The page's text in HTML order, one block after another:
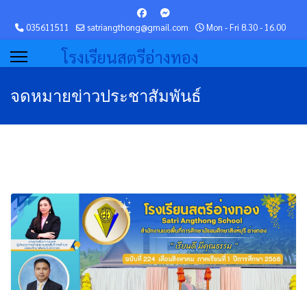
035611511 satriangthong@gmail.com Mon - Fri 8.30 - 16.00
โรงเรียนสตรีอ่างทอง
จดหมายข่าวประชาสัมพันธ์